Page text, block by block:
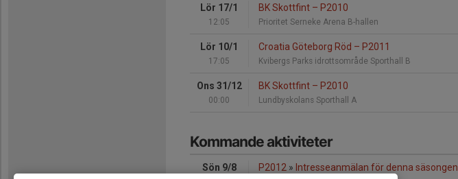
Lör 17/1
12:05
BK Skottfint – P2010
Prioritet Serneke Arena B-hallen
Lör 10/1
17:05
Croatia Göteborg Röd – P2011
Kvibergs Parks idrottsområde Sporthall B
Ons 31/12
00:00
BK Skottfint – P2010
Lundbyskolans Sporthall A
Kommande aktiviteter
Sön 9/8 P2012 » Intresseanmälan för denna säsongen